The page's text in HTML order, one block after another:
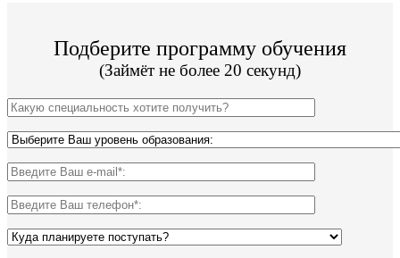
Подберите программу обучения
(Займёт не более 20 секунд)